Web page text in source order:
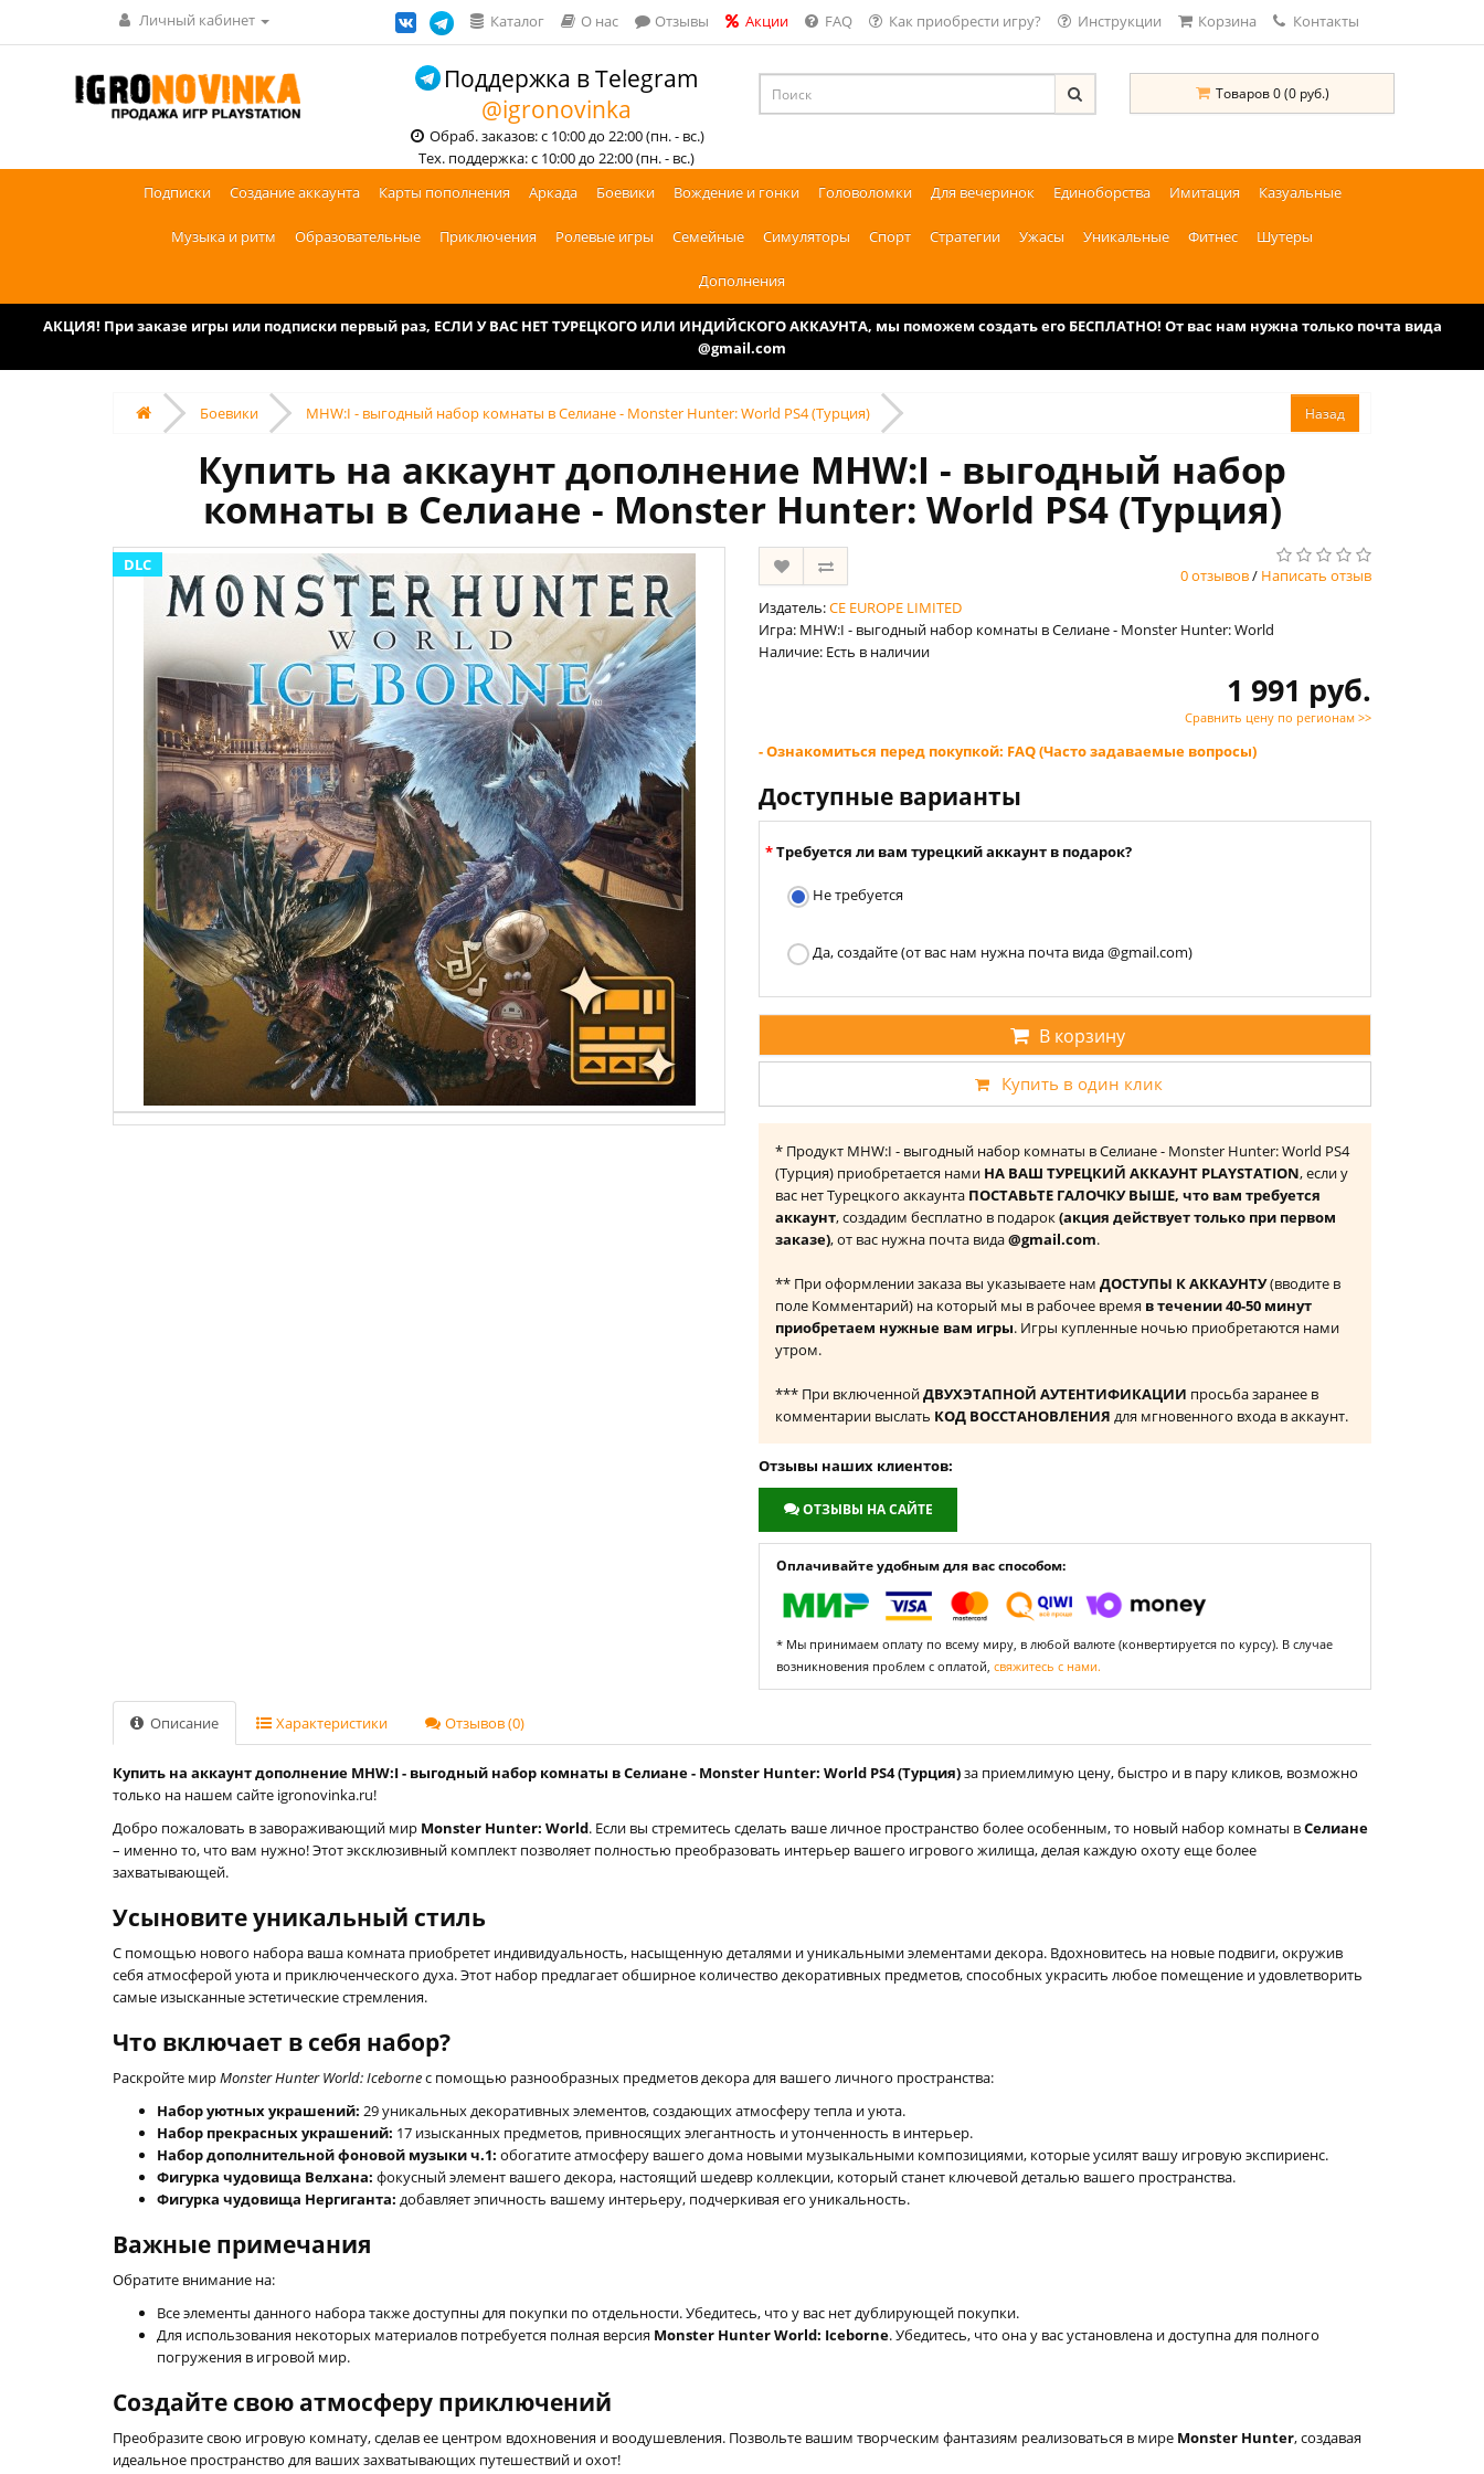
Личный кабинет Каталог О нас Отзывы Акции FAQ Как приобрести игру? Инструкции Корзина Контакты
Поддержка в Telegram
@igronovinka
Обраб. заказов: с 10:00 до 22:00 (пн. - вс.)
Тех. поддержка: с 10:00 до 22:00 (пн. - вс.)
Товаров 0 (0 руб.)
Подписки Создание аккаунта Карты пополнения Аркада Боевики Вождение и гонки Головоломки Для вечеринок Единоборства Имитация Казуальные
Музыка и ритм Образовательные Приключения Ролевые игры Семейные Симуляторы Спорт Стратегии Ужасы Уникальные Фитнес Шутеры
Дополнения
АКЦИЯ! При заказе игры или подписки первый раз, ЕСЛИ У ВАС НЕТ ТУРЕЦКОГО ИЛИ ИНДИЙСКОГО АККАУНТА, мы поможем создать его БЕСПЛАТНО! От вас нам нужна только почта вида
@gmail.com
Боевики MHW:I - выгодный набор комнаты в Селиане - Monster Hunter: World PS4 (Турция)
Купить на аккаунт дополнение MHW:I - выгодный набор
комнаты в Селиане - Monster Hunter: World PS4 (Турция)
DLC
0 отзывов/ Написать отзыв
Издатель:CE EUROPE LIMITED
Игра: MHW:I - выгодный набор комнаты в Селиане - Monster Hunter: World
Наличие: Есть в наличии
1 991 руб.
Сравнить цену по регионам >>
- Ознакомиться перед покупкой: FAQ (Часто задаваемые вопросы)
Доступные варианты
Требуется ли вам турецкий аккаунт в подарок?
Не требуется
Да, создайте (от вас нам нужна почта вида @gmail.com)
В корзину
Купить в один клик
* Продукт MHW:I - выгодный набор комнаты в Селиане - Monster Hunter: World PS4
(Турция) приобретается нами НА ВАШ ТУРЕЦКИЙ АККАУНТ PLAYSTATION, если у
вас нет Турецкого аккаунта ПОСТАВЬТЕ ГАЛОЧКУ ВЫШЕ, что вам требуется
аккаунт, создадим бесплатно в подарок(акция действует только при первом
заказе), от вас нужна почта вида@gmail.com.
** При оформлении заказа вы указываете нам ДОСТУПЫ К АККАУНТУ(вводите в
поле Комментарий) на который мы в рабочее время в течении 40-50 минут
приобретаем нужные вам игры. Игры купленные ночью приобретаются нами
утром.
*** При включеннойДВУХЭТАПНОЙ АУТЕНТИФИКАЦИИ просьба заранее в
комментарии выслать КОД ВОССТАНОВЛЕНИЯ для мгновенного входа в аккаунт.
Отзывы наших клиентов:
ОТЗЫВЫ НА САЙТЕ
Оплачивайте удобным для вас способом:
* Мы принимаем оплату по всему миру, в любой валюте (конвертируется по курсу). В случае
возникновения проблем с оплатой, свяжитесь с нами.
Описание Характеристики Отзывов (0)
Купить на аккаунт дополнение MHW:I - выгодный набор комнаты в Селиане - Monster Hunter: World PS4 (Турция)за приемлимую цену, быстро и в пару кликов, возможно
только на нашем сайте igronovinka.ru!
Добро пожаловать в завораживающий мир Monster Hunter: World. Если вы стремитесь сделать ваше личное пространство более особенным, то новый набор комнаты вСелиане
– именно то, что вам нужно! Этот эксклюзивный комплект позволяет полностью преобразовать интерьер вашего игрового жилища, делая каждую охоту еще более
захватывающей.
Усыновите уникальный стиль
С помощью нового набора ваша комната приобретет индивидуальность, насыщенную деталями и уникальными элементами декора. Вдохновитесь на новые подвиги, окружив
себя атмосферой уюта и приключенческого духа. Этот набор предлагает обширное количество декоративных предметов, способных украсить любое помещение и удовлетворить
самые изысканные эстетические стремления.
Что включает в себя набор?
Раскройте мирMonster Hunter World: Iceborneс помощью разнообразных предметов декора для вашего личного пространства:
Набор уютных украшений: 29 уникальных декоративных элементов, создающих атмосферу тепла и уюта.
Набор прекрасных украшений: 17 изысканных предметов, привносящих элегантность и утонченность в интерьер.
Набор дополнительной фоновой музыки ч.1: обогатите атмосферу вашего дома новыми музыкальными композициями, которые усилят вашу игровую экспириенс.
Фигурка чудовища Велхана: фокусный элемент вашего декора, настоящий шедевр коллекции, который станет ключевой деталью вашего пространства.
Фигурка чудовища Нергиганта: добавляет эпичность вашему интерьеру, подчеркивая его уникальность.
Важные примечания
Обратите внимание на:
Все элементы данного набора также доступны для покупки по отдельности. Убедитесь, что у вас нет дублирующей покупки.
Для использования некоторых материалов потребуется полная версия Monster Hunter World: Iceborne. Убедитесь, что она у вас установлена и доступна для полного
погружения в игровой мир.
Создайте свою атмосферу приключений
Преобразите свою игровую комнату, сделав ее центром вдохновения и воодушевления. Позвольте вашим творческим фантазиям реализоваться в мире Monster Hunter, создавая
идеальное пространство для ваших захватывающих путешествий и охот!